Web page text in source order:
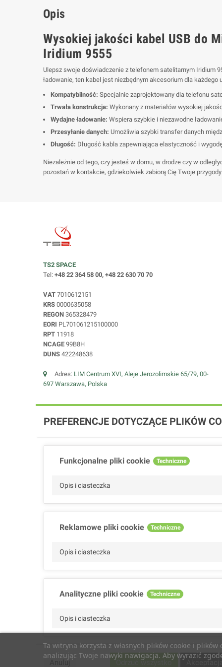
Opis
Wysokiej jakości kabel USB do
Iridium 9555
Ulepsz swoje doświadczenie z telefonem satelitarnym Iridium
ładowanie, ten kabel jest niezbędnym akcesorium dla każdego
Kompatybilność: Specjalnie zaprojektowany dla telefonu
Trwała konstrukcja: Wykonany z materiałów wysokiej
Wydajne ładowanie: Wspiera szybkie i niezawodne
Przesyłanie danych: Umożliwia szybki transfer danych
Długość: Długość kabla zapewniająca elastyczność i
Niezależnie od tego, czy jesteś w domu, w drodze czy w
pozostań w kontakcie, gdziekolwiek zabiorą Cię Twoje
TS2 SPACE
Tel: +48 22 364 58 00, +48 22 630 70 70
VAT 7010612151
KRS 0000635058
REGON 365328479
EORI PL701061215100000
RPT 11918
NCAGE 99B8H
DUNS 422248638
Adres: LIM Centrum XVI, Aleje Jerozolimskie 65/79, 00-
697 Warszawa, Polska
Ta witryna korzysta z własnych plików cookie i
analizując Twoje nawyki nawigacja. Aby wyrazić
PREFERENCJE DOTYCZĄCE PLIKÓW
Funkcjonalne pliki cookie Techniczne
Opis i ciasteczka
Reklamowe pliki cookie Techniczne
Opis i ciasteczka
Analityczne pliki cookie Techniczne
Opis i ciasteczka
Wydajnościowe pliki cookie Techniczne
Anuluj Odrzuć wszystko